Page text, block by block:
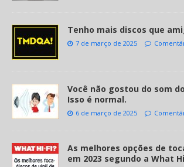
Tenho mais discos que
7 de março de 2025
Você não gostou do som
Isso é normal.
6 de março de 2025
As melhores opções de
em 2023 segundo a What